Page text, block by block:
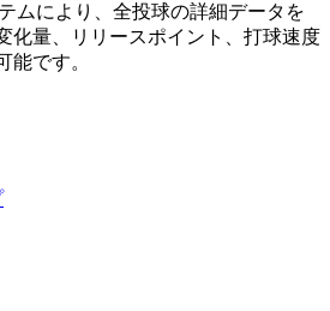
ムにより、全投球の詳細データを
化量、リリースポイント、打球速度
能です。